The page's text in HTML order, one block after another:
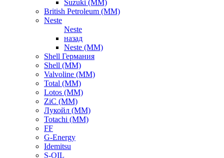
Suzuki (ММ)
British Petroleum (ММ)
Neste
Neste
назад
Neste (ММ)
Shell Германия
Shell (ММ)
Valvoline (ММ)
Total (ММ)
Lotos (ММ)
ZiC (ММ)
Лукойл (ММ)
Totachi (MM)
FF
G-Energy
Idemitsu
S-OIL